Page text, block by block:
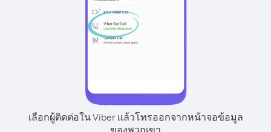
เลือกผู้ติดต่อใน Viber แล้วโทรออกจากหน้าจอข้อมูล
ของพวกเขา